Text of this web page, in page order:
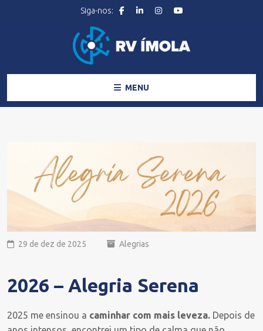
MENU
29 de dez de 2025 Alegrias
2026 – Alegria Serena
2025 me ensinou a caminhar com mais leveza. Depois de